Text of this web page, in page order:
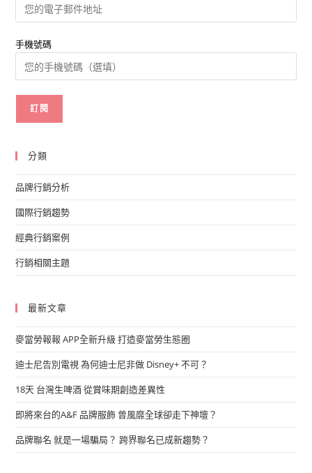
手機號碼
分類
品牌行銷分析
國際行銷趨勢
經典行銷案例
行銷相關主題
最新文章
麥當勞報報 APP全新升級 打造麥當勞生態圈
迪士尼告別電視 為何迪士尼非做 Disney+ 不可？
18天 台灣生啤酒 從賞味期創造差異性
即將來台的A&F 品牌服飾 曾風靡全球卻走下神壇？
品牌聯名 就是一場騙局？ 跨界聯名已成新趨勢？